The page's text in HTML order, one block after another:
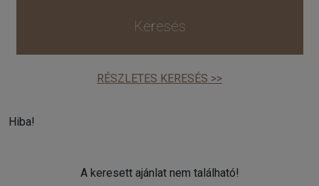
Keresés
RÉSZLETES KERESÉS >>
Hiba!
A keresett ajánlat nem található!